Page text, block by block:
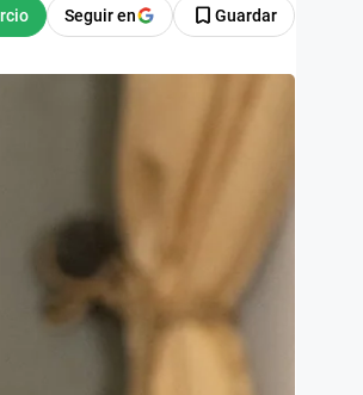
Seguir en Guardar